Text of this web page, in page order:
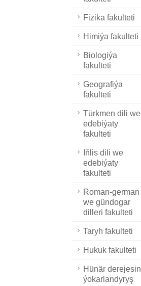
Fizika fakulteti
Himiýa fakulteti
Biologiýa
fakulteti
Geografiýa
fakulteti
Türkmen dili we
edebiýaty
fakulteti
Iňlis dili we
edebiýaty
fakulteti
Roman-german
we gündogar
dilleri fakulteti
Taryh fakulteti
Hukuk fakulteti
Hünär
ýokarlandyryş